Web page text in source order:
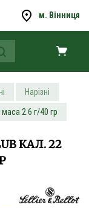
м. Вінниця
Нарізні
2.6 г/40 гр
КАЛ. 22